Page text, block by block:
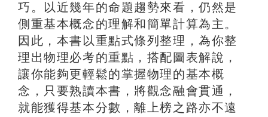
巧。以近幾年的命題趨勢來看，仍然是
側重基本概念的理解和簡單計算為主。
因此，本書以重點式條列整理，為你整
理出物理必考的重點，搭配圖表解說，
讓你能夠更輕鬆的掌握物理的基本概
念，只要熟讀本書，將觀念融會貫通，
就能獲得基本分數，離上榜之路亦不遠